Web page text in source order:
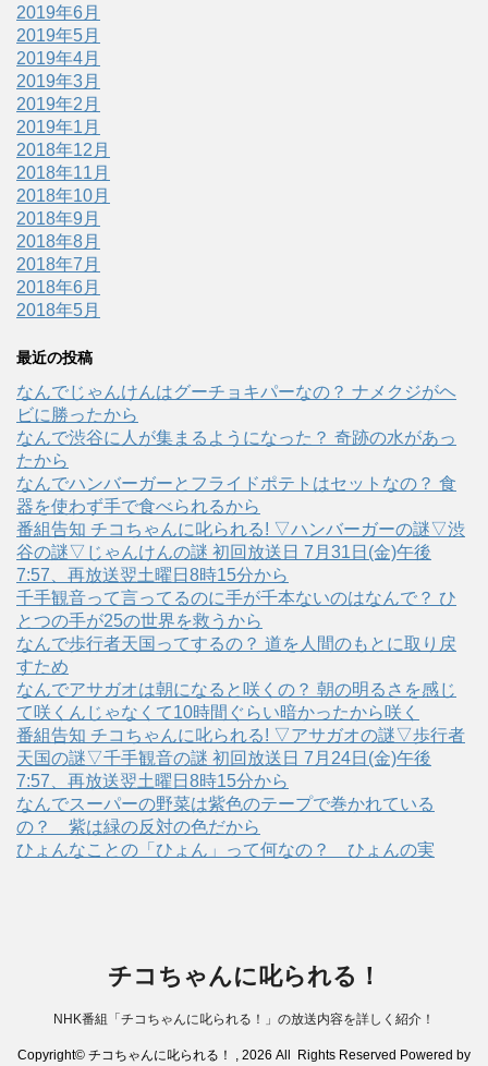
2019年6月
2019年5月
2019年4月
2019年3月
2019年2月
2019年1月
2018年12月
2018年11月
2018年10月
2018年9月
2018年8月
2018年7月
2018年6月
2018年5月
最近の投稿
なんでじゃんけんはグーチョキパーなの？ ナメクジがヘ
ビに勝ったから
なんで渋谷に人が集まるようになった？ 奇跡の水があっ
たから
なんでハンバーガーとフライドポテトはセットなの？ 食
器を使わず手で食べられるから
番組告知 チコちゃんに叱られる! ▽ハンバーガーの謎▽渋
谷の謎▽じゃんけんの謎 初回放送日 7月31日(金)午後
7:57、再放送翌土曜日8時15分から
千手観音って言ってるのに手が千本ないのはなんで？ ひ
とつの手が25の世界を救うから
なんで歩行者天国ってするの？ 道を人間のもとに取り戻
すため
なんでアサガオは朝になると咲くの？ 朝の明るさを感じ
て咲くんじゃなくて10時間ぐらい暗かったから咲く
番組告知 チコちゃんに叱られる! ▽アサガオの謎▽歩行者
天国の謎▽千手観音の謎 初回放送日 7月24日(金)午後
7:57、再放送翌土曜日8時15分から
なんでスーパーの野菜は紫色のテープで巻かれている
の？ 紫は緑の反対の色だから
ひょんなことの「ひょん」って何なの？ ひょんの実
チコちゃんに叱られる！
NHK番組「チコちゃんに叱られる！」の放送内容を詳しく紹介！
Copyright© チコちゃんに叱られる！ , 2026 All Rights Reserved Powered by